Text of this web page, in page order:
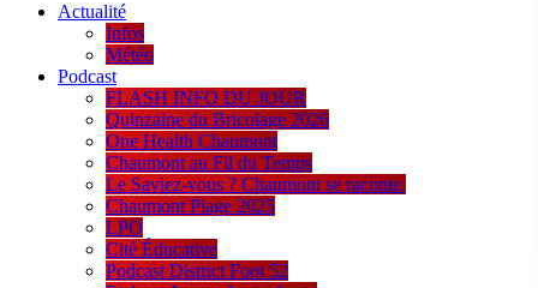
Actualité
Infos
Météo
Podcast
FLASH INFO DU JOUR
Quinzaine du Bricolage 2026
One Health Chaumont
Chaumont au Fil du Temps
Le Saviez-vous ? Chaumont se raconte.
Chaumont Plage 2025
LPO
Cité Éducative
Podcast District Foot 52